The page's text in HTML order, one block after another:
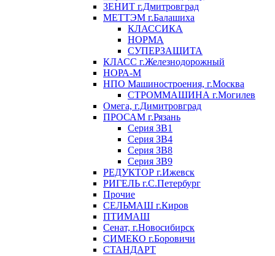
ЗЕНИТ г.Дмитровград
МЕТТЭМ г.Балашиха
КЛАССИКА
НОРМА
СУПЕРЗАЩИТА
КЛАСС г.Железнодорожный
НОРА-М
НПО Машиностроения, г.Москва
СТРОММАШИНА г.Могилев
Омега, г.Димитровград
ПРОСАМ г.Рязань
Серия ЗВ1
Серия ЗВ4
Серия ЗВ8
Серия ЗВ9
РЕДУКТОР г.Ижевск
РИГЕЛЬ г.С.Петербург
Прочие
СЕЛЬМАШ г.Киров
ПТИМАШ
Сенат, г.Новосибирск
СИМЕКО г.Боровичи
СТАНДАРТ